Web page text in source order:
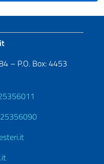
– P.O. Box: 4453